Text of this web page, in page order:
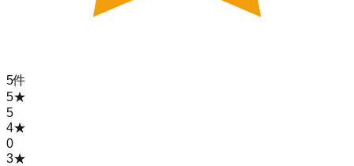
5件
5★
5
4★
0
3★